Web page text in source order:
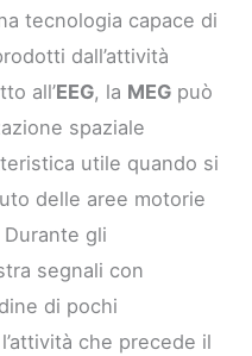
tecnologia capace di
dall’attività
all’EEG, la MEG può
spaziale
utile quando si
delle aree motorie
gli
segnali con
di pochi
che precede il